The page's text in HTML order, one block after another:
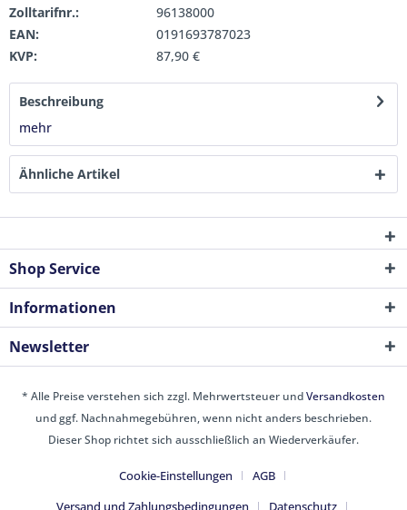
Zolltarifnr.:
96138000
EAN:
0191693787023
KVP:
87,90 €
Beschreibung
mehr
Ähnliche Artikel
Shop Service
Informationen
Newsletter
* Alle Preise verstehen sich zzgl. Mehrwertsteuer undVersandkosten
und ggf. Nachnahmegebühren, wenn nicht anders beschrieben.
Dieser Shop richtet sich ausschließlich an Wiederverkäufer.
Cookie-Einstellungen
AGB
Versand und Zahlungsbedingungen
Datenschutz